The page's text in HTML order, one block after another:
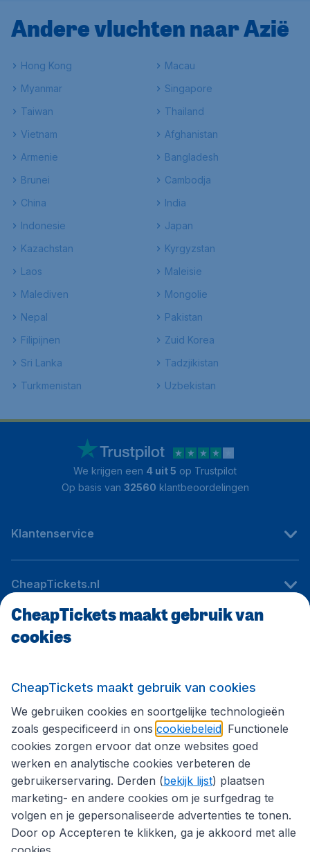
Andere vluchten naar Azië
Hong Kong
Macau
Myanmar
Singapore
Taiwan
Thailand
Vietnam
Afghanistan
Armenie
Bangladesh
Brunei
Cambodja
China
India
Indonesie
Japan
Kazachstan
Kyrgyzstan
Laos
Maleisie
Malediven
Mongolie
Nepal
Pakistan
Filipijnen
Zuid Korea
Sri Lanka
Tadzjikistan
Turkmenistan
Uzbekistan
We krijgen een 4 uit 5 op Trustpilot
Op basis van 32560 klantbeoordelingen
Klantenservice
CheapTickets.nl
Internationale sites
Volg CheapTickets.nl
CheapTickets maakt gebruik van
cookies
CheapTickets maakt gebruik van cookies
We gebruiken cookies en soortgelijke technologieën
zoals gespecificeerd in ons cookiebeleid . Functionele
cookies zorgen ervoor dat onze websites goed
werken en analytische cookies verbeteren de
gebruikerservaring. Derden (bekijk lijst) plaatsen
marketing- en andere cookies om je surfgedrag te
volgen en je gepersonaliseerde advertenties te tonen.
Door op Accepteren te klikken, ga je akkoord met alle